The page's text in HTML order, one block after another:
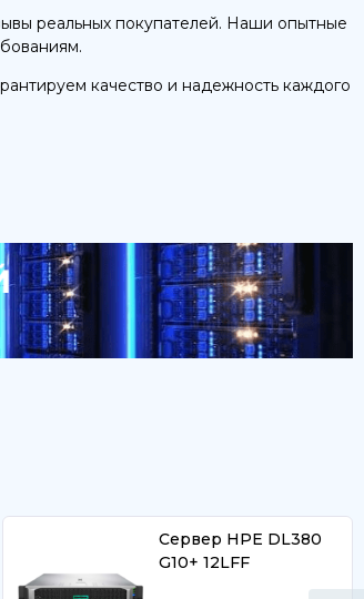
реальных покупателей. Наши опытные
качество и надежность каждого
Сервер HPE DL380
G10+ 12LFF